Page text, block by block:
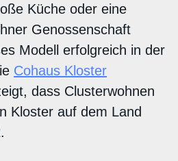
Küche oder eine
Genossenschaft
Modell erfolgreich in der
Cohaus Kloster
dass Clusterwohnen
Kloster auf dem Land